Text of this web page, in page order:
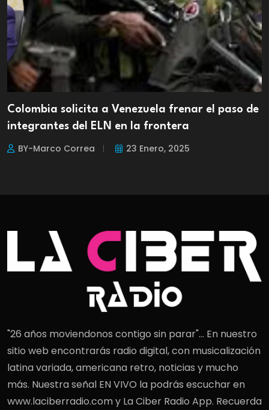
Colombia solicita a Venezuela frenar el paso de
integrantes del ELN en la frontera
BY-Marco Correa 23 Enero, 2025
"26 años moviendonos contigo sin parar"... En nuestro
sitio web encontrarás radio digital, con musicalización
latina variada, americana retro, noticias y mucho
más. Nuestra señal EN VIVO la podrás escuchar en
www.laciberradio.com y La Ciber Radio App. Recuerda